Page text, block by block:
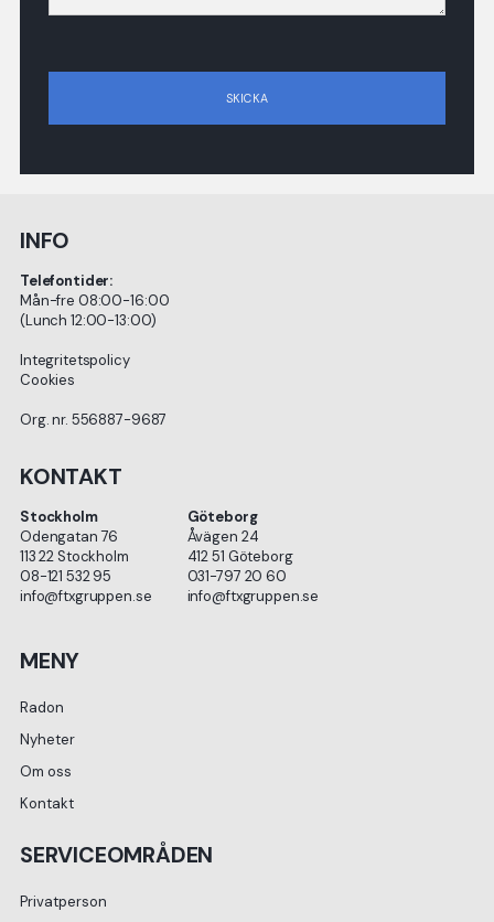
INFO
Telefontider:
Mån-fre 08:00-16:00
(Lunch 12:00-13:00)
Integritetspolicy
Cookies
Org. nr. 556887-9687
KONTAKT
Stockholm
Odengatan 76
113 22 Stockholm
08-121 532 95
info@ftxgruppen.se
Göteborg
Åvägen 24
412 51 Göteborg
031-797 20 60
info@ftxgruppen.se
SERVICEOMRÅDEN
Privatperson
MENY
Radon
Nyheter
Om oss
Kontakt